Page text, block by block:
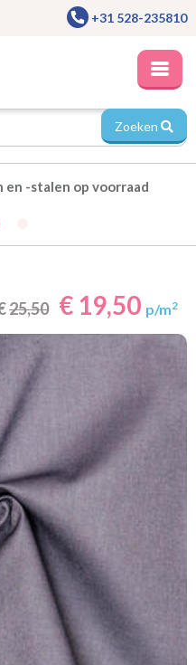
+31 528-235810
Zoeken
verduisterend
25,50 € 19,50 p/m2